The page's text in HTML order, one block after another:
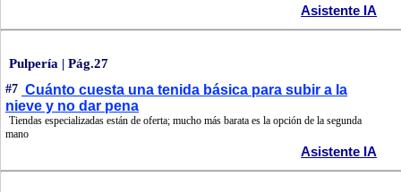
Asistente IA
Pulpería | Pág.27
#7 Cuánto cuesta una tenida básica para subir a la
nieve y no dar pena
Tiendas especializadas están de oferta; mucho más barata es la opción de la segunda
mano
Asistente IA